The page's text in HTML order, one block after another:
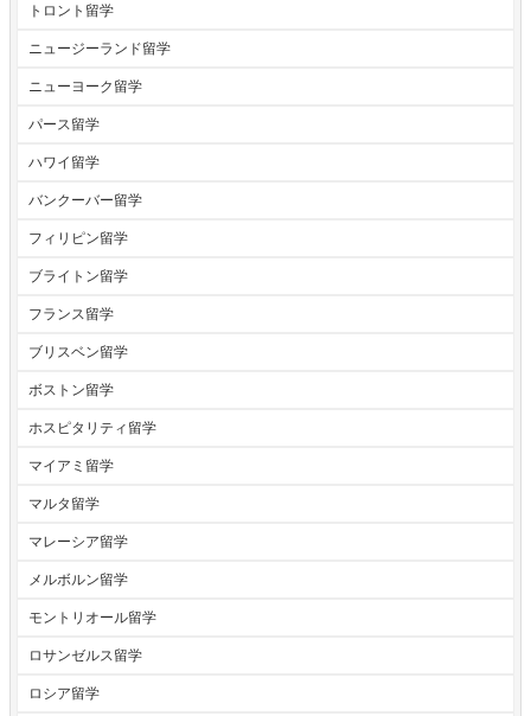
トロント留学
ニュージーランド留学
ニューヨーク留学
パース留学
ハワイ留学
バンクーバー留学
フィリピン留学
ブライトン留学
フランス留学
ブリスベン留学
ボストン留学
ホスピタリティ留学
マイアミ留学
マルタ留学
マレーシア留学
メルボルン留学
モントリオール留学
ロサンゼルス留学
ロシア留学